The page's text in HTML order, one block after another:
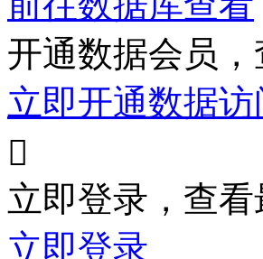
开通数据会员
立即开通数据访

立即登录，查
立即登录